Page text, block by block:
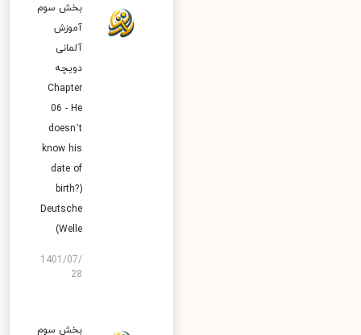
بخش سوم
آموزش
آلمانی
دویچه
Chapter
06 - He
doesn’t
know his
date of
birth?)
Deutsche
Welle)
1401/07/
28
بخش سوم